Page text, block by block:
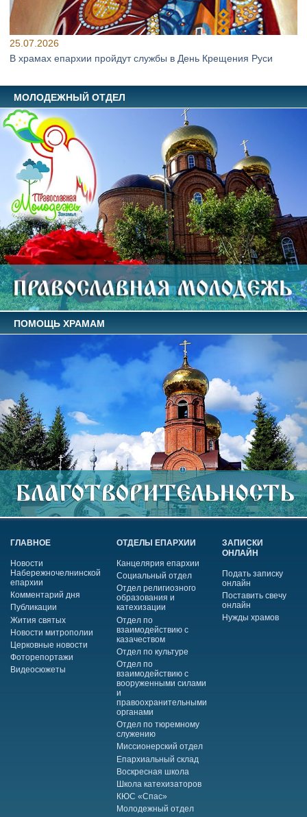
25.07.2026
В храмах епархии пройдут службы в День Крещения Руси
МОЛОДЕЖНЫЙ ОТДЕЛ
ПОМОЩЬ ХРАМАМ
ГЛАВНОЕ
Новости
Набережночелнинской
епархии
Комментарий дня
Публикации
Жития святых
Новости митрополии
Церковные новости
Фоторепортажи
Видеосюжеты
ОТДЕЛЫ ЕПАРХИИ
Канцелярия епархии
Социальный отдел
Отдел религиозного
образования и
катехизации
Отдел по
взаимодействию с
казачеством
Отдел по культуре
Отдел по
взаимодействию с
вооруженными силами
и
правоохранительными
органами
Отдел по тюремному
служению
Миссионерский отдел
Епархиальный склад
Воскресная школа
Школа катехизаторов
КЮС «Спас»
Молодежный отдел
ЗАПИСКИ
ОНЛАЙН
Подать записку
онлайн
Поставить свечу
онлайн
Нужды храмов